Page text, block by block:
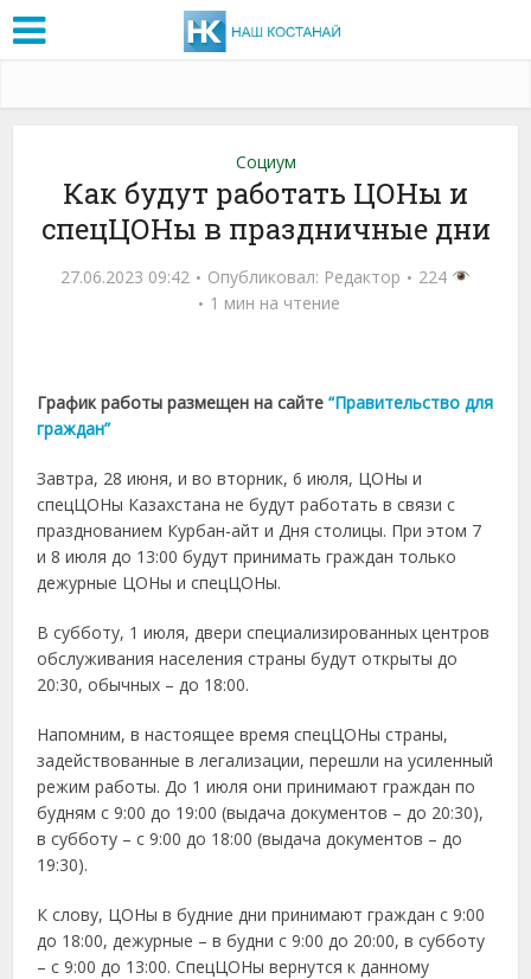
Социум
Как будут работать ЦОНы и
спецЦОНы в праздничные дни
27.06.2023 09:42 Опубликовал: Редактор
224
1 мин на чтение
График работы размещен на сайте“Правительство для
граждан”
Завтра, 28 июня, и во вторник, 6 июля, ЦОНы и
спецЦОНы Казахстана не будут работать в связи с
празднованием Курбан-айт и Дня столицы. При этом 7
и 8 июля до 13:00 будут принимать граждан только
дежурные ЦОНы и спецЦОНы.
В субботу, 1 июля, двери специализированных центров
обслуживания населения страны будут открыты до
20:30, обычных – до 18:00.
Напомним, в настоящее время спецЦОНы страны,
задействованные в легализации, перешли на усиленный
режим работы. До 1 июля они принимают граждан по
будням с 9:00 до 19:00 (выдача документов – до 20:30),
в субботу – с 9:00 до 18:00 (выдача документов – до
19:30).
К слову, ЦОНы в будние дни принимают граждан с 9:00
до 18:00, дежурные – в будни с 9:00 до 20:00, в субботу
– с 9:00 до 13:00. СпецЦОНы вернутся к данному